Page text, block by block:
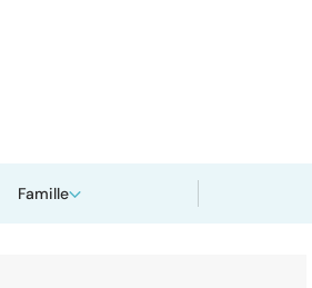
Famille